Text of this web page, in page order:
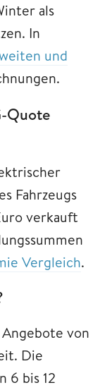
als
In
und
Quote
Fahrzeugs
verkauft
Vergleich.
von
Die
6 bis 12